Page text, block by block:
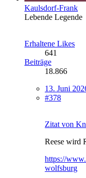
Kaulsdorf-Frank
Lebende Legende
Erhaltene Likes
641
Beiträge
18.866
13. Juni
#378
Zitat von
Reese wird
https://
wolfsburg